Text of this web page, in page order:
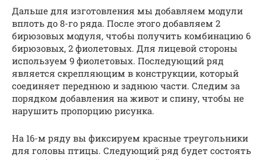
Дальше для изготовления мы добавляем модули
вплоть до 8-го ряда. После этого добавляем 2
бирюзовых модуля, чтобы получить комбинацию 6
бирюзовых, 2 фиолетовых. Для лицевой стороны
используем 9 фиолетовых. Последующий ряд
является скрепляющим в конструкции, который
соединяет переднюю и заднюю части. Следим за
порядком добавления на живот и спину, чтобы не
нарушить пропорцию рисунка.
На 16-м ряду вы фиксируем красные треугольники
для головы птицы. Следующий ряд будет состоять